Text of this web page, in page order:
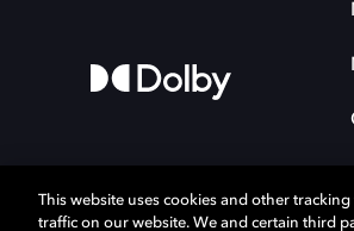
This website uses cookies and other
traffic on our website. We and certain third